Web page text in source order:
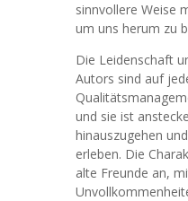
sinnvollere Weise
um uns herum zu
Die Leidenschaft
Autors sind auf
und sie ist
hinauszugehen
erleben. Die
alte Freunde an,